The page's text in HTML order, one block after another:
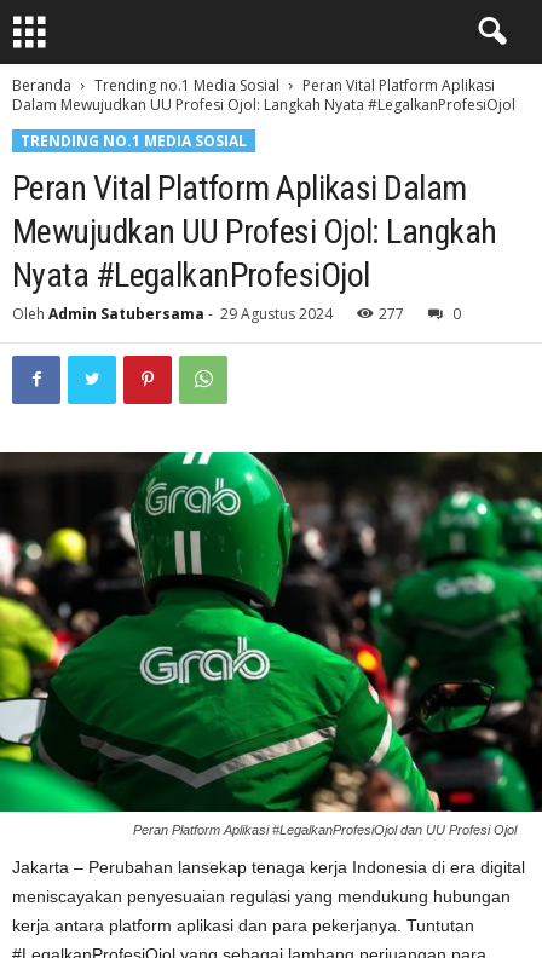
Beranda Trending no.1 Media Sosial
Peran Vital Platform Aplikasi
Dalam Mewujudkan UU Profesi Ojol: Langkah Nyata #LegalkanProfesiOjol
TRENDING NO.1 MEDIA SOSIAL
Peran Vital Platform Aplikasi Dalam
Mewujudkan UU Profesi Ojol: Langkah
Nyata #LegalkanProfesiOjol
Oleh Admin Satubersama - 29 Agustus 2024 277 0
Peran Platform Aplikasi #LegalkanProfesiOjol dan UU Profesi Ojol
Jakarta – Perubahan lansekap tenaga kerja Indonesia di era digital
meniscayakan penyesuaian regulasi yang mendukung hubungan
kerja antara platform aplikasi dan para pekerjanya. Tuntutan